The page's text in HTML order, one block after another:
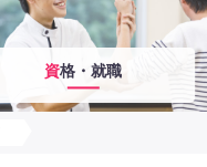
資格・就職